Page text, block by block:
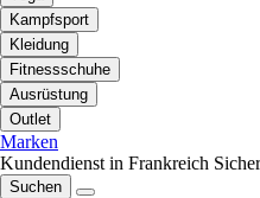
Kampfsport
Kleidung
Fitnessschuhe
Ausrüstung
Outlet
Marken
Kundendienst in Frankreich
Suchen